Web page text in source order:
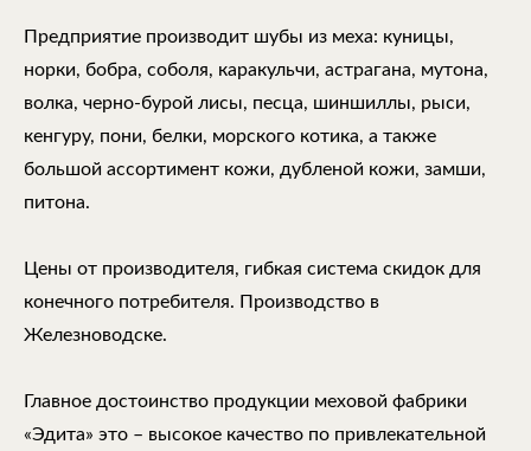
Предприятие производит шубы из меха: куницы,
норки, бобра, соболя, каракульчи, астрагана, мутона,
волка, черно-бурой лисы, песца, шиншиллы, рыси,
кенгуру, пони, белки, морского котика, а также
большой ассортимент кожи, дубленой кожи, замши,
питона.
Цены от производителя, гибкая система скидок для
конечного потребителя. Производство в
Железноводске.
Главное достоинство продукции меховой фабрики
«Эдита» это – высокое качество по привлекательной